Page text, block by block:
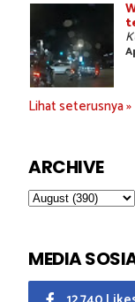
Lihat seterusnya »
ARCHIVE
MEDIA